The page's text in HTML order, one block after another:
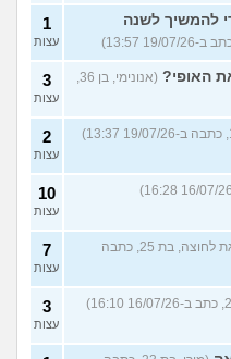
להמשיך לשנה
1
עצות
האופי? 3
עצות
2
עצות
10
עצות
(נהגת לחוצה, בת 25, כתבה
7
עצות
3
עצות